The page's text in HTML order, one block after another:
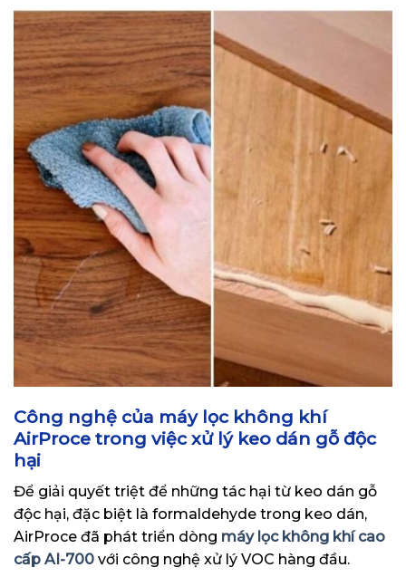
Công nghệ của máy lọc không khí
AirProce trong việc xử lý keo dán gỗ độc
hại
Để giải quyết triệt để những tác hại từ keo dán gỗ
độc hại, đặc biệt là formaldehyde trong keo dán,
AirProce đã phát triển dòng máy lọc không khí cao
cấp AI-700 với công nghệ xử lý VOC hàng đầu.